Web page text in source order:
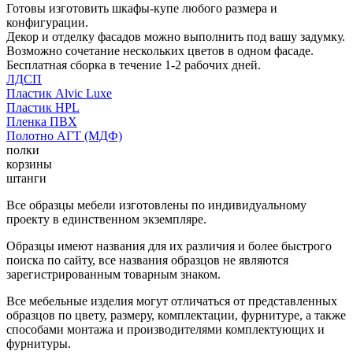
Готовы изготовить шкафы-купе любого размера и
конфигурации.
Декор и отделку фасадов можно выполнить под вашу задумку.
Возможно сочетание нескольких цветов в одном фасаде.
Бесплатная сборка в течение 1-2 рабочих дней.
ЛДСП
Пластик Alvic Luxe
Пластик HPL
Пленка ПВХ
Полотно АГТ (МДФ)
полки
корзины
штанги
Все образцы мебели изготовлены по индивидуальному
проекту в единственном экземпляре.
Образцы имеют названия для их различия и более быстрого
поиска по сайту, все названия образцов не являются
зарегистрированным товарным знаком.
Все мебельные изделия могут отличаться от представленных
образцов по цвету, размеру, комплектации, фурнитуре, а также
способами монтажа и производителями комплектующих и
фурнитуры.